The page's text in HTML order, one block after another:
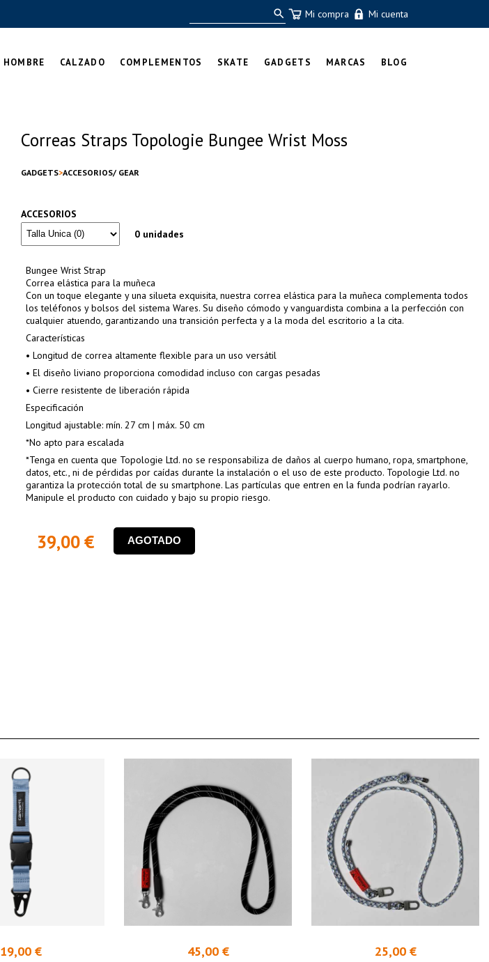
Mi compra Mi cuenta
HOMBRE CALZADO COMPLEMENTOS SKATE GADGETS MARCAS BLOG
Correas Straps Topologie Bungee Wrist Moss
GADGETS ACCESORIOS/ GEAR
ACCESORIOS
0 unidades
Bungee Wrist Strap
Correa elástica para la muñeca
Con un toque elegante y una silueta exquisita, nuestra correa elástica para la muñeca complementa todos
los teléfonos y bolsos del sistema Wares. Su diseño cómodo y vanguardista combina a la perfección con
cualquier atuendo, garantizando una transición perfecta y a la moda del escritorio a la cita.
Características
• Longitud de correa altamente flexible para un uso versátil
• El diseño liviano proporciona comodidad incluso con cargas pesadas
• Cierre resistente de liberación rápida
Especificación
Longitud ajustable: mín. 27 cm | máx. 50 cm
*No apto para escalada
*Tenga en cuenta que Topologie Ltd. no se responsabiliza de daños al cuerpo humano, ropa, smartphone,
datos, etc., ni de pérdidas por caídas durante la instalación o el uso de este producto. Topologie Ltd. no
garantiza la protección total de su smartphone. Las partículas que entren en la funda podrían rayarlo.
Manipule el producto con cuidado y bajo su propio riesgo.
39,00 € AGOTADO
19,00 €
45,00 €
25,00 €